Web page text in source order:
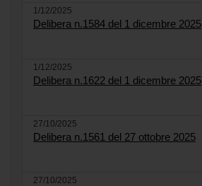
1/12/2025
Delibera n.1584 del 1 dicembre 2025
1/12/2025
Delibera n.1622 del 1 dicembre 2025
27/10/2025
Delibera n.1561 del 27 ottobre 2025
27/10/2025